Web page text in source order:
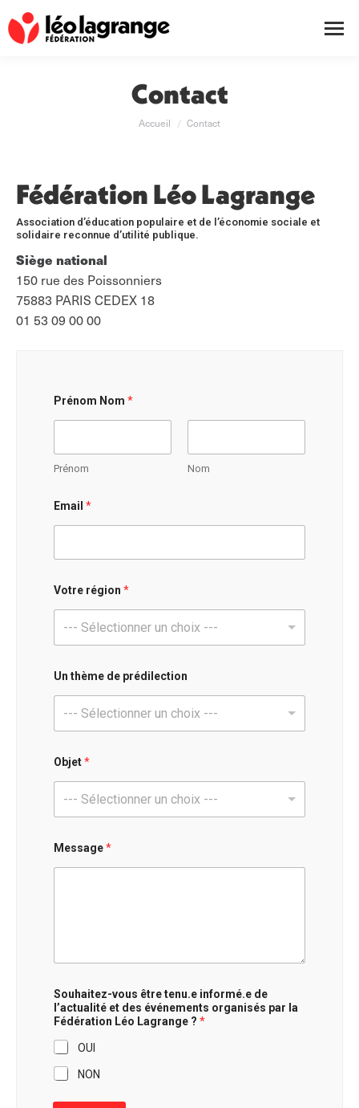
Contact
Vous êtes ici :
Accueil Contact
Fédération Léo Lagrange
Association d’éducation populaire et de l’économie sociale et
solidaire reconnue d’utilité publique.
Siège national
150 rue des Poissonniers
75883 PARIS CEDEX 18
01 53 09 00 00
Prénom Nom *
Prénom Nom
Email *
Votre région *
--- Sélectionner un choix ---
Un thème de prédilection
--- Sélectionner un choix ---
Objet*
--- Sélectionner un choix ---
é
Message*
Souhaitez-vous être tenu.e informé.e de
l’actualité et des événements organisés par la
Fédération Léo Lagrange ? *
OUI
NON